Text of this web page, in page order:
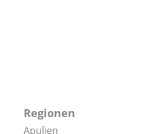
Regionen
Apulien